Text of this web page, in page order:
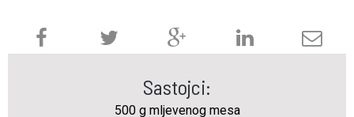
Sastojci:
500 g mljevenog mesa